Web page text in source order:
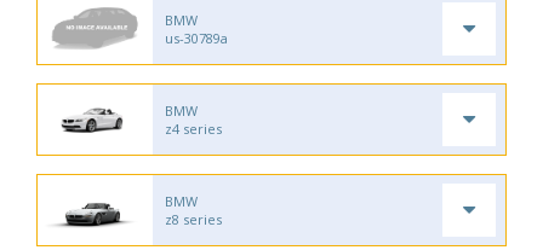
BMW
us-30789a
BMW
z4 series
BMW
z8 series